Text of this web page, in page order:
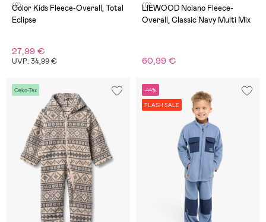
(2)
Color Kids Fleece-Overall, Total
Eclipse
27,99 €
UVP: 34,99 €
(0)
LIEWOOD Nolano Fleece-
Overall, Classic Navy Multi Mix
60,99 €
Oeko-Tex -44%
FLASH SALE